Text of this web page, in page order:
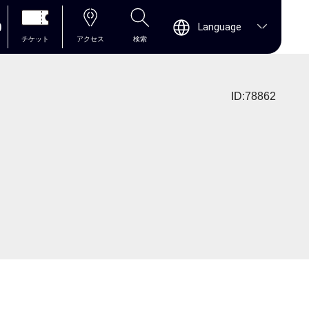
チケット アクセス 検索
Language
ID:78862